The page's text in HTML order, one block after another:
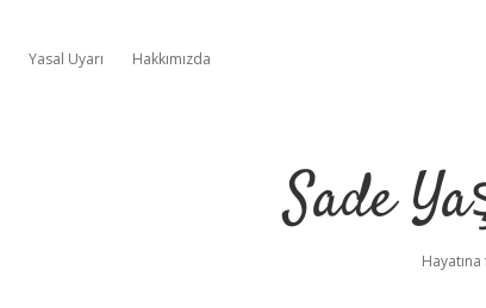
Yasal Uyarı Hakkımızda
Sade